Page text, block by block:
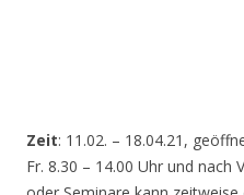
Zeit: 11.02. – 18.04.21,
Fr. 8.30 – 14.00 Uhr und nach